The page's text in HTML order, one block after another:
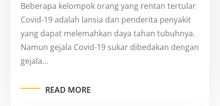
Beberapa kelompok orang yang rentan tertular
Covid-19 adalah lansia dan penderita penyakit
yang dapat melemahkan daya tahan tubuhnya.
Namun gejala Covid-19 sukar dibedakan dengan
gejala…
READ MORE